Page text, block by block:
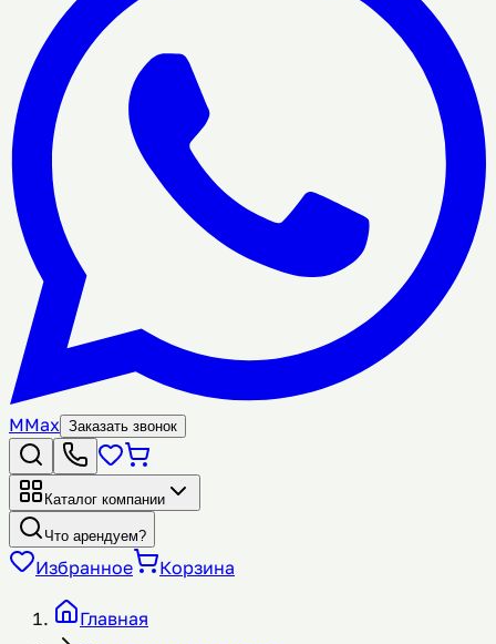
MMax Заказать звонок
Каталог компании
Что арендуем?
Избранное Корзина
Главная